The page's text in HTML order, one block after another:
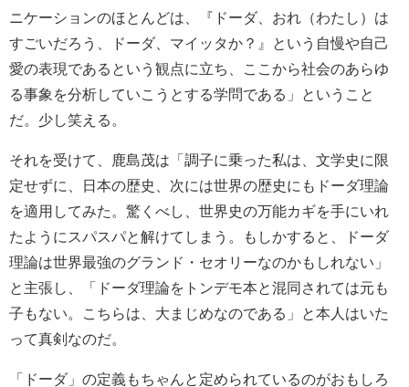
ニケーションのほとんどは、『ドーダ、おれ（わたし）は
すごいだろう、ドーダ、マイッタか？』という自慢や自己
愛の表現であるという観点に立ち、ここから社会のあらゆ
る事象を分析していこうとする学問である」ということ
だ。少し笑える。
それを受けて、鹿島茂は「調子に乗った私は、文学史に限
定せずに、日本の歴史、次には世界の歴史にもドーダ理論
を適用してみた。驚くべし、世界史の万能カギを手にいれ
たようにスパスパと解けてしまう。もしかすると、ドーダ
理論は世界最強のグランド・セオリーなのかもしれない」
と主張し、「ドーダ理論をトンデモ本と混同されては元も
子もない。こちらは、大まじめなのである」と本人はいた
って真剣なのだ。
「ドーダ」の定義もちゃんと定められているのがおもしろ